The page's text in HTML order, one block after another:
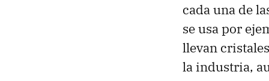
cada una de
se usa por
llevan
la industria,